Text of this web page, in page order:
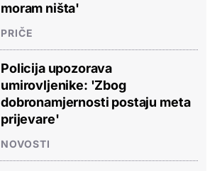
moram ništa'
PRIČE
Policija upozorava
umirovljenike: 'Zbog
dobronamjernosti postaju meta
prijevare'
NOVOSTI